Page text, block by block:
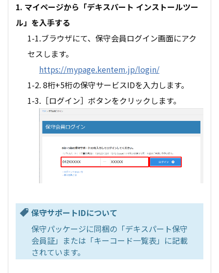
1. マイページから「デキスパート インストールツー
ル」を入手する
1-1.ブラウザにて、保守会員ログイン画面にアク
セスします。
https://mypage.kentem.jp/login/
1-2. 8桁+5桁の保守サービスIDを入力します。
1-3.［ログイン］ボタンをクリックします。
保守サポートIDについて
保守パッケージに同梱の「デキスパート保守
会員証」または「キーコード一覧表」に記載
されています。